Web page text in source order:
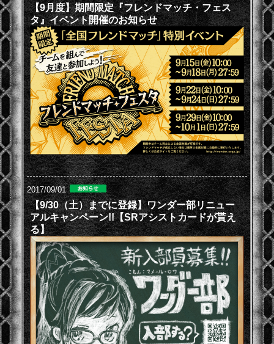
【9月度】期間限定『フレンドマッチ・フェス
タ』イベント開催のお知らせ
2017/09/01
【9/30（土）までに登録】ワンダー部リニュー
アルキャンペーン!!【SRアシストカードが貰え
る】